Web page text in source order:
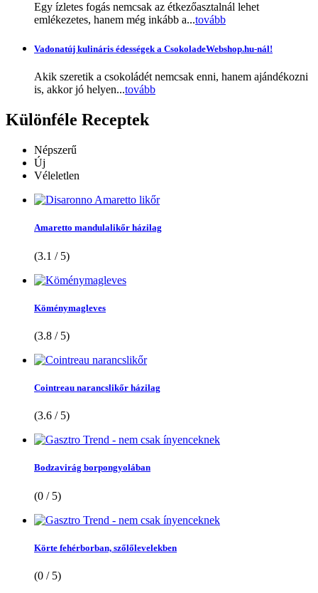
Egy ízletes fogás nemcsak az étkezőasztalnál lehet
emlékezetes, hanem még inkább a...tovább
Vadonatúj kulináris édességek a CsokoladeWebshop.hu-nál!
Akik szeretik a csokoládét nemcsak enni, hanem ajándékozni
is, akkor jó helyen...tovább
Különféle Receptek
Népszerű
Új
Véleletlen
Amaretto mandulalikőr házilag
(3.1 / 5)
Köménymagleves
(3.8 / 5)
Cointreau narancslikőr házilag
(3.6 / 5)
Bodzavirág borpongyolában
(0 / 5)
Körte fehérborban, szőlőlevelekben
(0 / 5)